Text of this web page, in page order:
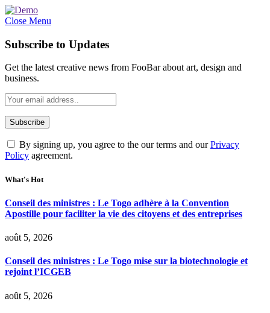
Close Menu
Subscribe to Updates
Get the latest creative news from FooBar about art, design and
business.
By signing up, you agree to the our terms and ourPrivacy
Policy agreement.
What's Hot
Conseil des ministres : Le Togo adhère à la Convention
Apostille pour faciliter la vie des citoyens et des entreprises
août 5, 2026
Conseil des ministres : Le Togo mise sur la biotechnologie et
rejoint l’ICGEB
août 5, 2026